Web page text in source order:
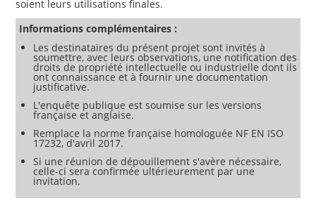
Informations complémentaires :
Les destinataires du présent projet sont invités à
soumettre, avec leurs observations, une notification des
droits de propriété intellectuelle ou industrielle dont ils
ont connaissance et à fournir une documentation
justificative.
L'enquête publique est soumise sur les versions
française et anglaise.
Remplace la norme française homologuée NF EN ISO
17232, d'avril 2017.
Si une réunion de dépouillement s'avère nécessaire,
celle-ci sera confirmée ultérieurement par une
invitation.